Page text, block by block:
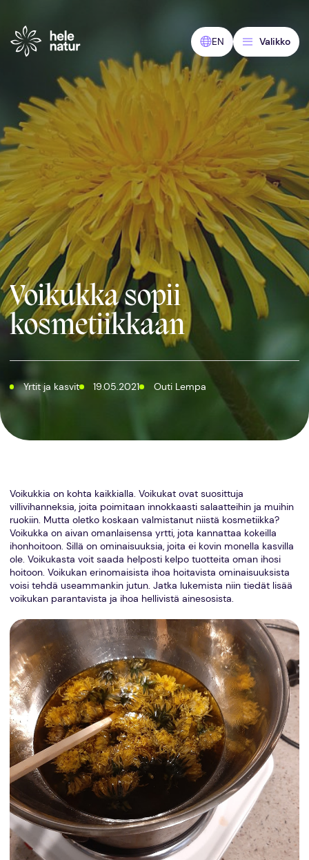
EN
Valikko
Voikukka sopii
kosmetiikkaan
Yrtit ja kasvit 19.05.2021 Outi Lempa
Voikukkia on kohta kaikkialla. Voikukat ovat suosittuja
villivihanneksia, joita poimitaan innokkaasti salaatteihin ja muihin
ruokiin. Mutta oletko koskaan valmistanut niistä kosmetiikka?
Voikukka on aivan omanlaisensa yrtti, jota kannattaa kokeilla
ihonhoitoon. Sillä on ominaisuuksia, joita ei kovin monella kasvilla
ole. Voikukasta voit saada helposti kelpo tuotteita oman ihosi
hoitoon. Voikukan erinomaisista ihoa hoitavista ominaisuuksista
voisi tehdä useammankin jutun. Jatka lukemista niin tiedät lisää
voikukan parantavista ja ihoa hellivistä ainesosista.